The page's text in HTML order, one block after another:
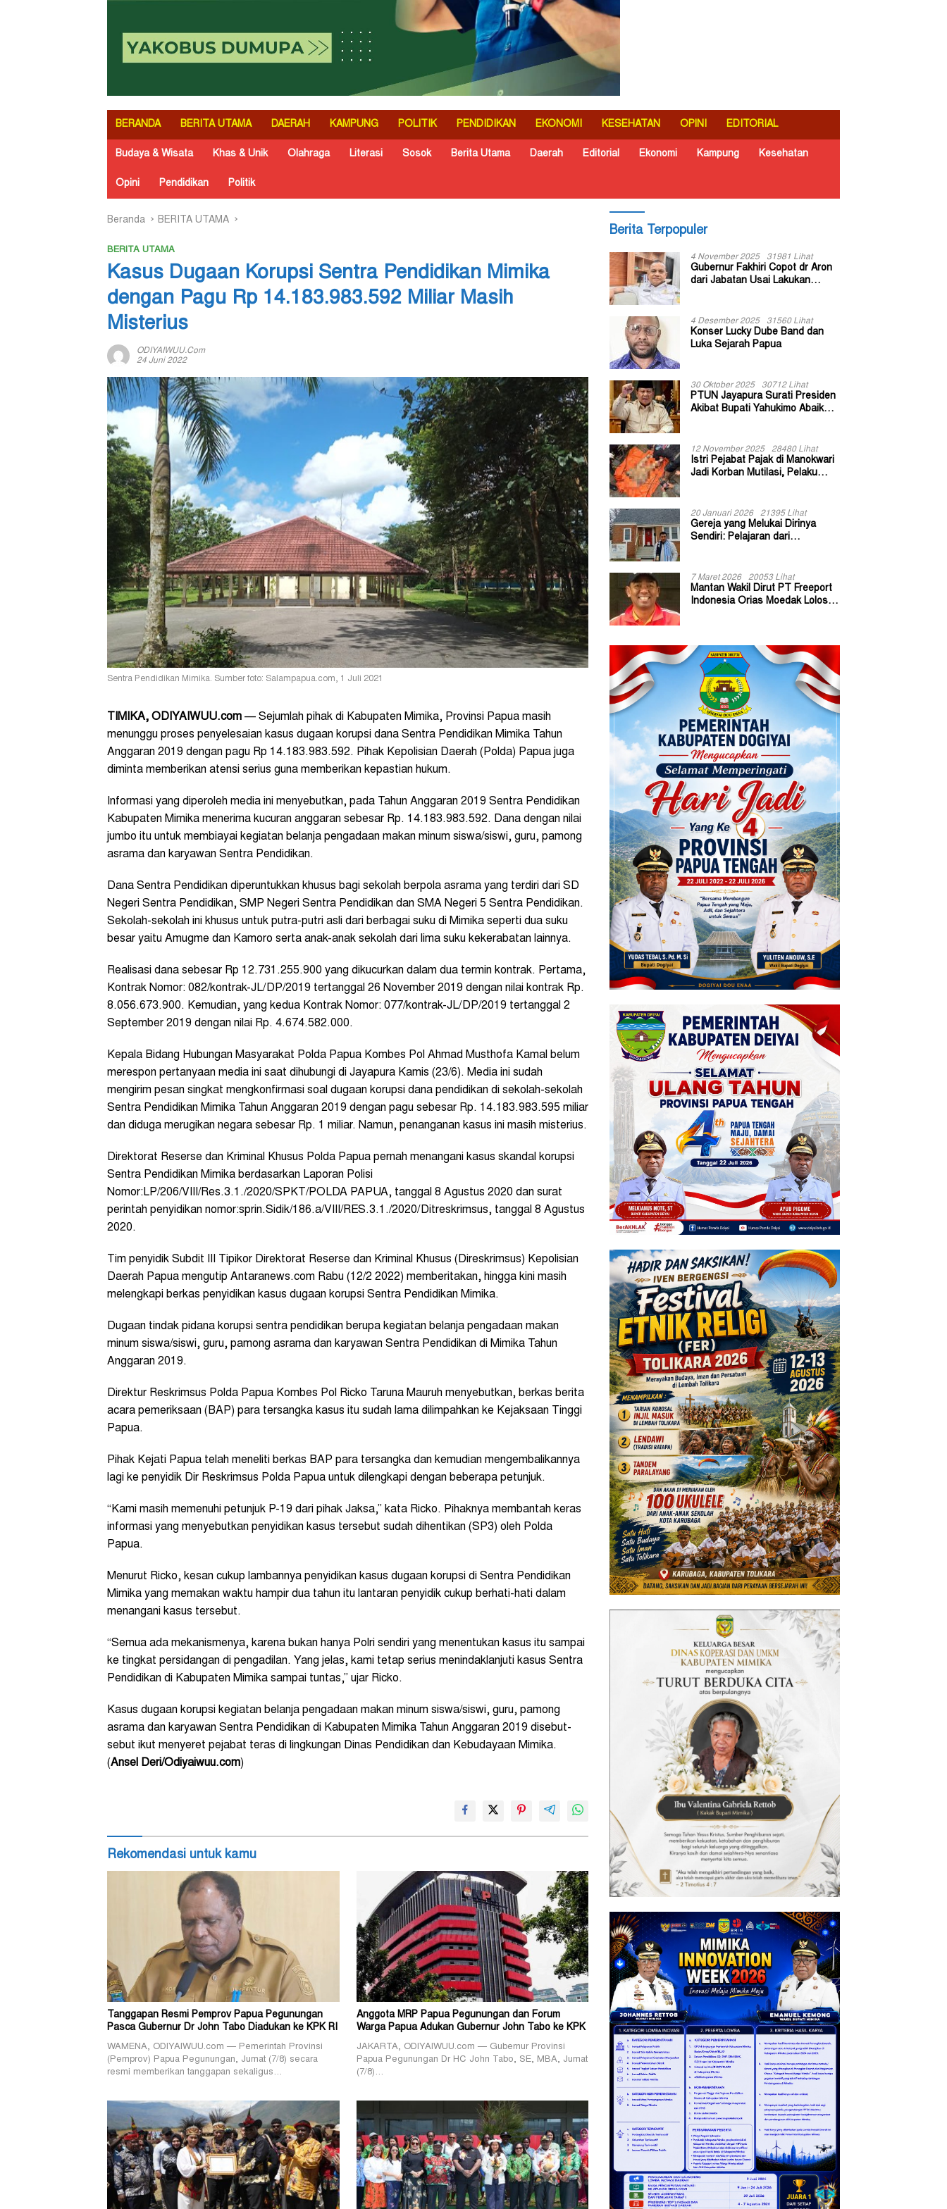
BERANDA BERITA UTAMA DAERAH KAMPUNG POLITIK PENDIDIKAN EKONOMI KESEHATAN OPINI EDITORIAL
Budaya & Wisata Khas & Unik Olahraga Literasi Sosok Berita Utama Daerah Editorial Ekonomi Kampung Kesehatan
Opini Pendidikan Politik
Beranda BERITA UTAMA
BERITA UTAMA
Kasus Dugaan Korupsi Sentra Pendidikan Mimika
dengan Pagu Rp 14.183.983.592 Miliar Masih
Misterius
ODIYAIWUU.com
24 Juni 2022
Sentra Pendidikan Mimika. Sumber foto: Salampapua.com, 1 Juli 2021
TIMIKA, ODIYAIWUU.com — Sejumlah pihak di Kabupaten Mimika, Provinsi Papua masih
menunggu proses penyelesaian kasus dugaan korupsi dana Sentra Pendidikan Mimika Tahun
Anggaran 2019 dengan pagu Rp 14.183.983.592. Pihak Kepolisian Daerah (Polda) Papua juga
diminta memberikan atensi serius guna memberikan kepastian hukum.
Informasi yang diperoleh media ini menyebutkan, pada Tahun Anggaran 2019 Sentra Pendidikan
Kabupaten Mimika menerima kucuran anggaran sebesar Rp. 14.183.983.592. Dana dengan nilai
jumbo itu untuk membiayai kegiatan belanja pengadaan makan minum siswa/siswi, guru, pamong
asrama dan karyawan Sentra Pendidikan.
Dana Sentra Pendidikan diperuntukkan khusus bagi sekolah berpola asrama yang terdiri dari SD
Negeri Sentra Pendidikan, SMP Negeri Sentra Pendidikan dan SMA Negeri 5 Sentra Pendidikan.
Sekolah-sekolah ini khusus untuk putra-putri asli dari berbagai suku di Mimika seperti dua suku
besar yaitu Amugme dan Kamoro serta anak-anak sekolah dari lima suku kekerabatan lainnya.
Realisasi dana sebesar Rp 12.731.255.900 yang dikucurkan dalam dua termin kontrak. Pertama,
Kontrak Nomor: 082/kontrak-JL/DP/2019 tertanggal 26 November 2019 dengan nilai kontrak Rp.
8.056.673.900. Kemudian, yang kedua Kontrak Nomor: 077/kontrak-JL/DP/2019 tertanggal 2
September 2019 dengan nilai Rp. 4.674.582.000.
Kepala Bidang Hubungan Masyarakat Polda Papua Kombes Pol Ahmad Musthofa Kamal belum
merespon pertanyaan media ini saat dihubungi di Jayapura Kamis (23/6). Media ini sudah
mengirim pesan singkat mengkonfirmasi soal dugaan korupsi dana pendidikan di sekolah-sekolah
Sentra Pendidikan Mimika Tahun Anggaran 2019 dengan pagu sebesar Rp. 14.183.983.595 miliar
dan diduga merugikan negara sebesar Rp. 1 miliar. Namun, penanganan kasus ini masih misterius.
Direktorat Reserse dan Kriminal Khusus Polda Papua pernah menangani kasus skandal korupsi
Sentra Pendidikan Mimika berdasarkan Laporan Polisi
Nomor:LP/206/VIII/Res.3.1./2020/SPKT/POLDA PAPUA, tanggal 8 Agustus 2020 dan surat
perintah penyidikan nomor:sprin.Sidik/186.a/VIII/RES.3.1./2020/Ditreskrimsus, tanggal 8 Agustus
2020.
Tim penyidik Subdit III Tipikor Direktorat Reserse dan Kriminal Khusus (Direskrimsus) Kepolisian
Daerah Papua mengutip Antaranews.com Rabu (12/2 2022) memberitakan, hingga kini masih
melengkapi berkas penyidikan kasus dugaan korupsi Sentra Pendidikan Mimika.
Dugaan tindak pidana korupsi sentra pendidikan berupa kegiatan belanja pengadaan makan
minum siswa/siswi, guru, pamong asrama dan karyawan Sentra Pendidikan di Mimika Tahun
Anggaran 2019.
Direktur Reskrimsus Polda Papua Kombes Pol Ricko Taruna Mauruh menyebutkan, berkas berita
acara pemeriksaan (BAP) para tersangka kasus itu sudah lama dilimpahkan ke Kejaksaan Tinggi
Papua.
Pihak Kejati Papua telah meneliti berkas BAP para tersangka dan kemudian mengembalikannya
lagi ke penyidik Dir Reskrimsus Polda Papua untuk dilengkapi dengan beberapa petunjuk.
“Kami masih memenuhi petunjuk P-19 dari pihak Jaksa,” kata Ricko. Pihaknya membantah keras
informasi yang menyebutkan penyidikan kasus tersebut sudah dihentikan (SP3) oleh Polda
Papua.
Menurut Ricko, kesan cukup lambannya penyidikan kasus dugaan korupsi di Sentra Pendidikan
Mimika yang memakan waktu hampir dua tahun itu lantaran penyidik cukup berhati-hati dalam
menangani kasus tersebut.
“Semua ada mekanismenya, karena bukan hanya Polri sendiri yang menentukan kasus itu sampai
ke tingkat persidangan di pengadilan. Yang jelas, kami tetap serius menindaklanjuti kasus Sentra
Pendidikan di Kabupaten Mimika sampai tuntas,” ujar Ricko.
Kasus dugaan korupsi kegiatan belanja pengadaan makan minum siswa/siswi, guru, pamong
asrama dan karyawan Sentra Pendidikan di Kabupaten Mimika Tahun Anggaran 2019 disebut-
sebut ikut menyeret pejabat teras di lingkungan Dinas Pendidikan dan Kebudayaan Mimika.
(Ansel Deri/Odiyaiwuu.com)
Rekomendasi untuk kamu
Tanggapan Resmi Pemprov Papua Pegunungan
Pasca Gubernur Dr John Tabo Diadukan ke KPK RI
WAMENA, ODIYAIWUU.com — Pemerintah Provinsi
(Pemprov) Papua Pegunungan, Jumat (7/8) secara
resmi memberikan tanggapan sekaligus…
Anggota MRP Papua Pegunungan dan Forum
Warga Papua Adukan Gubernur John Tabo ke KPK
JAKARTA, ODIYAIWUU.com — Gubernur Provinsi
Papua Pegunungan Dr HC John Tabo, SE, MBA, Jumat
(7/8)…
Berita Terpopuler
4 November 2025 31981 Lihat
Gubernur Fakhiri Copot dr Aron
dari Jabatan Usai Lakukan
4 Desember 2025 31560 Lihat
Konser Lucky Dube Band dan
Luka Sejarah Papua
30 Oktober 2025 30712 Lihat
PTUN Jayapura Surati Presiden
Akibat Bupati Yahukimo Abaikan
12 November 2025 28480 Lihat
Istri Pejabat Pajak di Manokwari
Jadi Korban Mutilasi, Pelaku
20 Januari 2026 21395 Lihat
Gereja yang Melukai Dirinya
Sendiri: Pelajaran dari
7 Maret 2026 20053 Lihat
Mantan Wakil Dirut PT Freeport
Indonesia Orias Moedak Lolos